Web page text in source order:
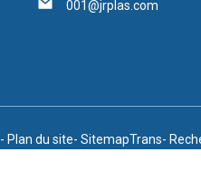
001@jrplas.com
- Plan du site- SitemapTrans-